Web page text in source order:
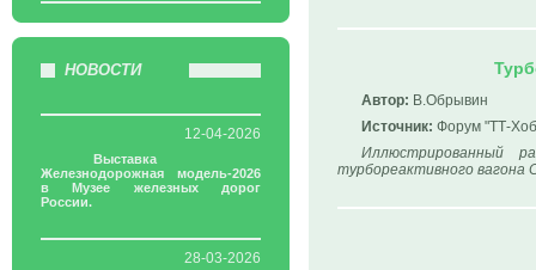
НОВОСТИ
12-04-2026
Выставка
Железнодорожная модель-2026
в Музее железных дорог
России.
28-03-2026
Автор: В.Обрывин
Источник: Форум "ТТ-
Иллюстрированный
турбореактивного вагона